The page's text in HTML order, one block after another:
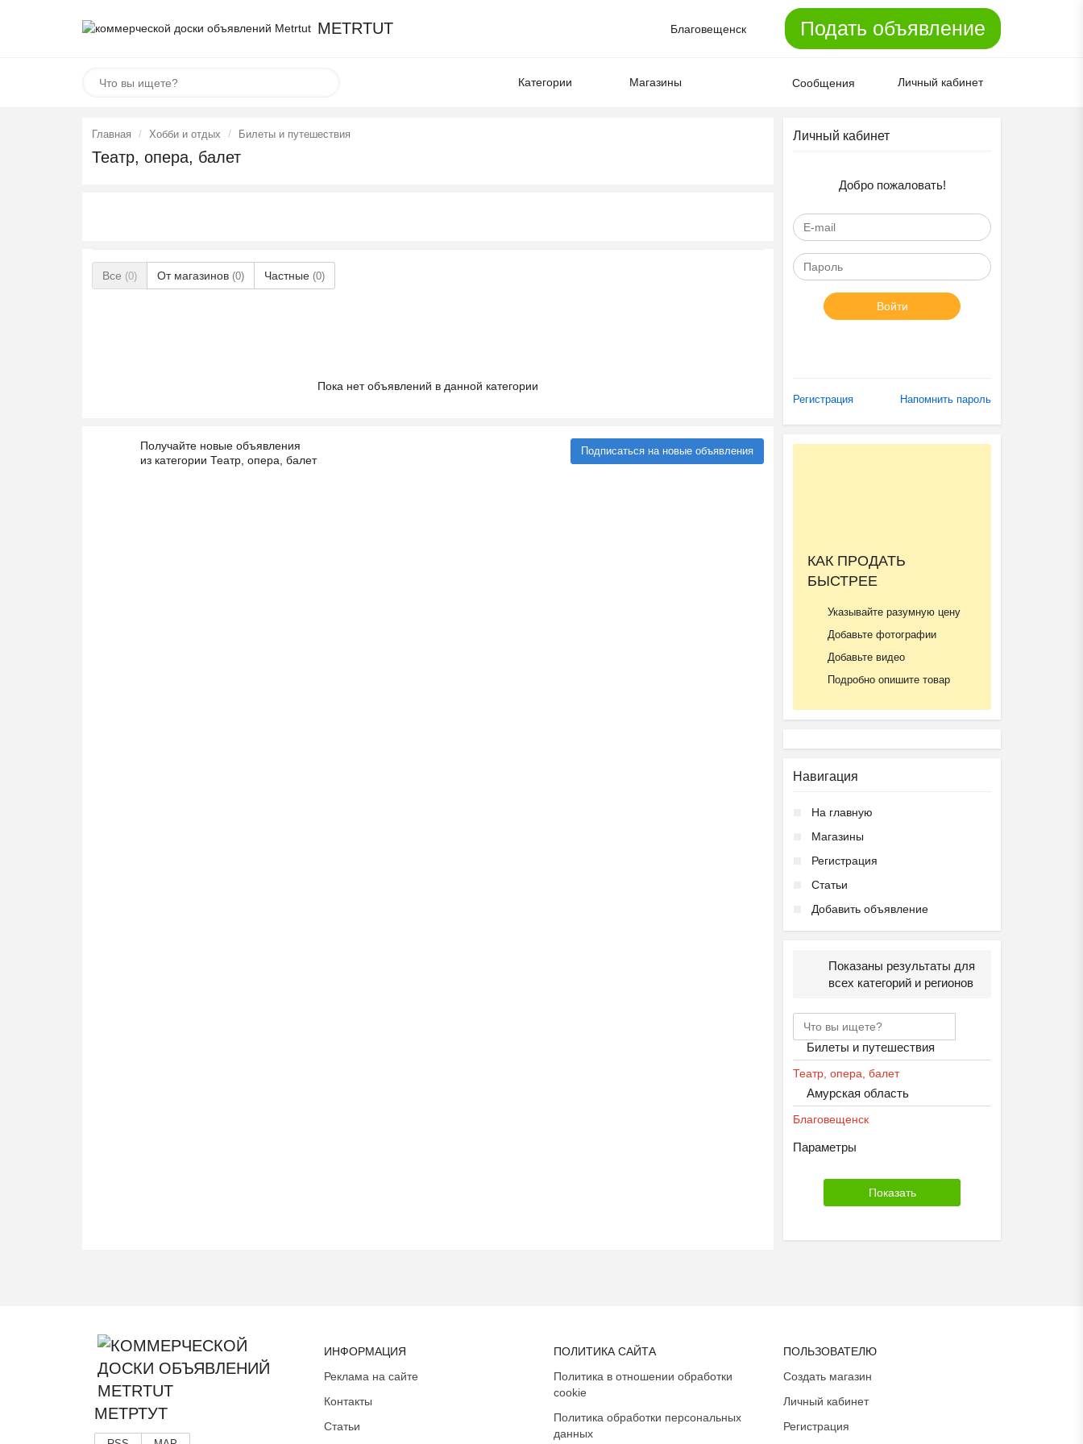
METRTUT Благовещенск Подать объявление
Категории Магазины Сообщения Личный кабинет
Главная Хобби и отдых Билеты и путешествия
Театр, опера, балет
Все (0) От магазинов (0) Частные (0)
Пока нет объявлений в данной категории
Получайте новые объявления
из категории Театр, опера, балет
Подписаться на новые объявления
Личный кабинет
Добро пожаловать!
Войти
Регистрация Напомнить пароль
КАК ПРОДАТЬ
БЫСТРЕЕ
Указывайте разумную цену
Добавьте фотографии
Добавьте видео
Подробно опишите товар
Навигация
На главную
Магазины
Регистрация
Статьи
Добавить объявление
Показаны результаты для
всех категорий и регионов
Билеты и путешествия
Театр, опера, балет
Амурская область
Благовещенск
Параметры
МЕТРТУТ
ИНФОРМАЦИЯ
Реклама на сайте
Контакты
Статьи
ПОЛИТИКА САЙТА
Политика в отношении обработки
cookie
Политика обработки персональных
данных
ПОЛЬЗОВАТЕЛЮ
Создать магазин
Личный кабинет
Регистрация